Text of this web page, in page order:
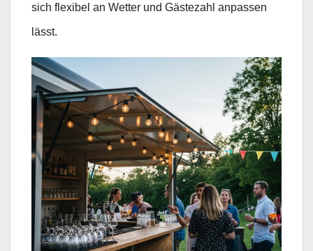
sich flexibel an Wetter und Gästezahl anpassen
lässt.